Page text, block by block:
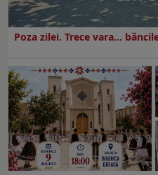
Poza zilei. Trece vara…